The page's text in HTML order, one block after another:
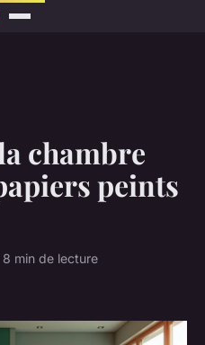
chambre
peints
min de lecture